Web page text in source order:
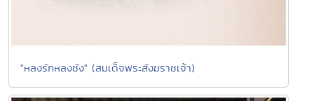
"หลงรักหลงชัง" (สมเด็จพระสังฆราชเจ้า)